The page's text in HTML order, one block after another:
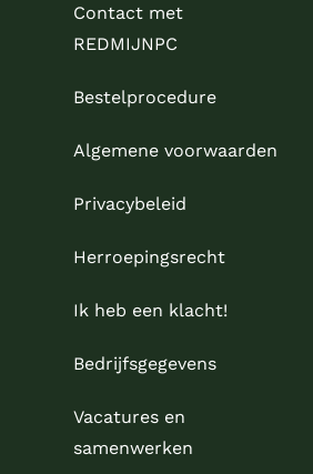
Contact met
REDMIJNPC
Bestelprocedure
Algemene voorwaarden
Privacybeleid
Herroepingsrecht
Ik heb een klacht!
Bedrijfsgegevens
Vacatures en
samenwerken